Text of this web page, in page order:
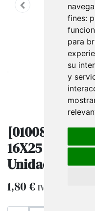
fines:
para
su
y
[010085]
16X25 Cm
Unidades
1,80€ IVA excluido